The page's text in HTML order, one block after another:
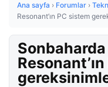
Ana sayfa › Forumlar ›
Resonant’ın PC sistem